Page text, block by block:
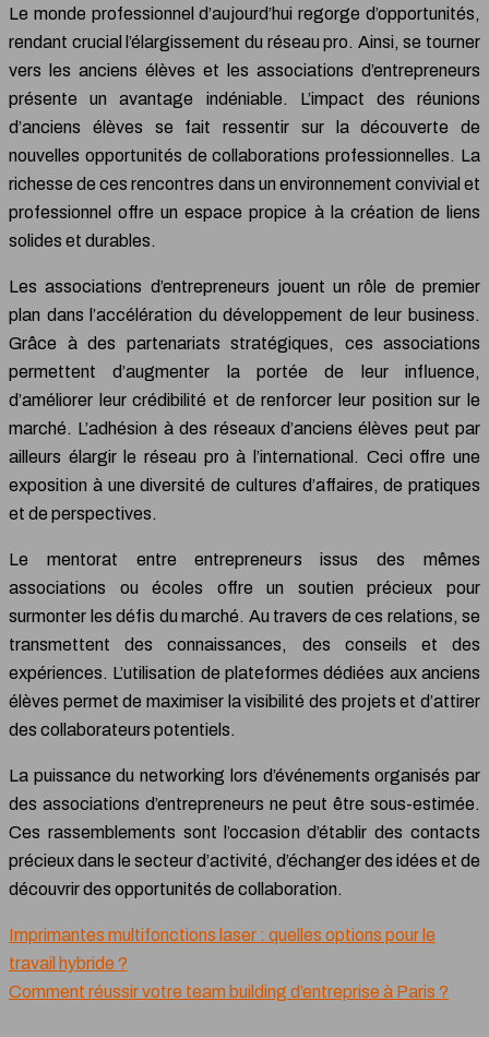
Le monde professionnel d’aujourd’hui regorge d’opportunités,
rendant crucial l’élargissement du réseau pro. Ainsi, se tourner
vers les anciens élèves et les associations d’entrepreneurs
présente un avantage indéniable. L’impact des réunions
d’anciens élèves se fait ressentir sur la découverte de
nouvelles opportunités de collaborations professionnelles. La
richesse de ces rencontres dans un environnement convivial et
professionnel offre un espace propice à la création de liens
solides et durables.
Les associations d’entrepreneurs jouent un rôle de premier
plan dans l’accélération du développement de leur business.
Grâce à des partenariats stratégiques, ces associations
permettent d’augmenter la portée de leur influence,
d’améliorer leur crédibilité et de renforcer leur position sur le
marché. L’adhésion à des réseaux d’anciens élèves peut par
ailleurs élargir le réseau pro à l’international. Ceci offre une
exposition à une diversité de cultures d’affaires, de pratiques
et de perspectives.
Le mentorat entre entrepreneurs issus des mêmes
associations ou écoles offre un soutien précieux pour
surmonter les défis du marché. Au travers de ces relations, se
transmettent des connaissances, des conseils et des
expériences. L’utilisation de plateformes dédiées aux anciens
élèves permet de maximiser la visibilité des projets et d’attirer
des collaborateurs potentiels.
La puissance du networking lors d’événements organisés par
des associations d’entrepreneurs ne peut être sous-estimée.
Ces rassemblements sont l’occasion d’établir des contacts
précieux dans le secteur d’activité, d’échanger des idées et de
découvrir des opportunités de collaboration.
Imprimantes multifonctions laser : quelles options pour le
travail hybride ?
Comment réussir votre team building d’entreprise à Paris ?